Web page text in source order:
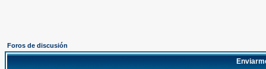
Foros de discusión